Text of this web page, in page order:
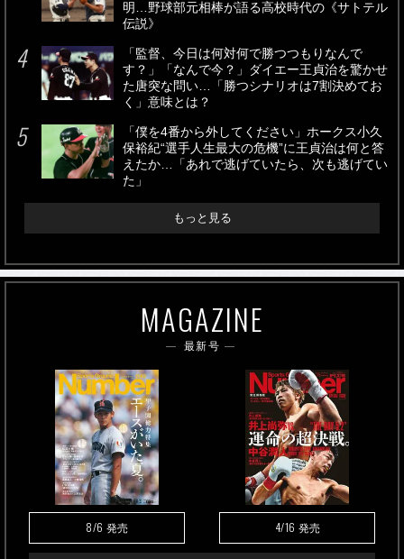
明…野球部元相棒が語る高校時代の《サトテル
伝説》
「監督、今日は何対何で勝つつもりなんで
す？」「なんで今？」ダイエー王貞治を驚かせ
た唐突な問い…「勝つシナリオは7割決めてお
く」意味とは？
「僕を4番から外してください」ホークス小久
保裕紀“選手人生最大の危機”に王貞治は何と答
えたか…「あれで逃げていたら、次も逃げてい
た」
もっと見る
MAGAZINE
最新号
8/6 発売 4/16 発売